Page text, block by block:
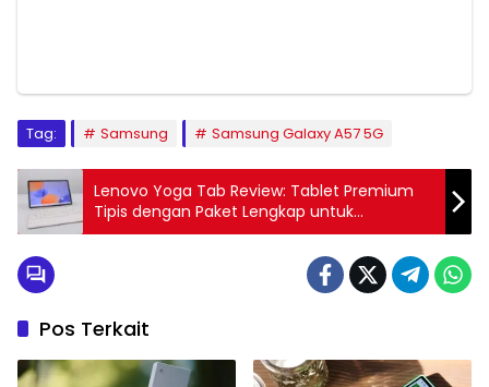
Tag: Samsung Samsung Galaxy A57 5G
Lenovo Yoga Tab Review: Tablet Premium
Tipis dengan Paket Lengkap untuk
Produktivitas dan Kreativitas
Pos Terkait